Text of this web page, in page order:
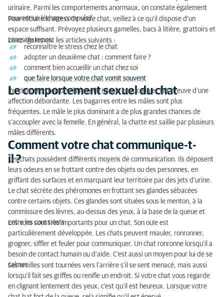
urinaire. Parmi les comportements anormaux, on constate également
souvent un léchage compulsif.
Pour réduire le stress de votre chat, veillez à ce qu’il dispose d’un
espace suffisant. Prévoyez plusieurs gamelles, bacs à litière, grattoirs et
zones de repos.
Lisez également les articles suivants :
reconnaître le stress chez le chat
adopter un deuxième chat : comment faire ?
comment bien accueillir un chat chez soi
que faire lorsque votre chat vomit souvent
Le comportement sexuel du chat
Pendant ses chaleurs, la femelle miaule beaucoup et fait preuve d’une
affection débordante. Les bagarres entre les mâles sont plus
fréquentes. Le mâle le plus dominant a de plus grandes chances de
s’accoupler avec la femelle. En général, la chatte est saillie par plusieurs
mâles différents.
Comment votre chat communique-t-
il ?
Les chats possèdent différents moyens de communication. Ils déposent
leurs odeurs en se frottant contre des objets ou des personnes, en
griffant des surfaces et en marquant leur territoire par des jets d’urine.
Le chat sécrète des phéromones en frottant ses glandes sébacées
contre certains objets. Ces glandes sont situées sous le menton, à la
commissure des lèvres, au-dessus des yeux, à la base de la queue et
entre les coussinets.
Les sons sont très importants pour un chat. Son ouïe est
particulièrement développée. Les chats peuvent miauler, ronronner,
grogner, siffler et feuler pour communiquer. Un chat ronronne lorsqu’il a
besoin de contact humain ou d’aide. C’est aussi un moyen pour lui de se
calmer.
Ses oreilles sont tournées vers l’arrière s’il se sent menacé, mais aussi
lorsqu’il fait ses griffes ou renifle un endroit. Si votre chat vous regarde
en clignant lentement des yeux, c’est qu’il est heureux. Lorsque votre